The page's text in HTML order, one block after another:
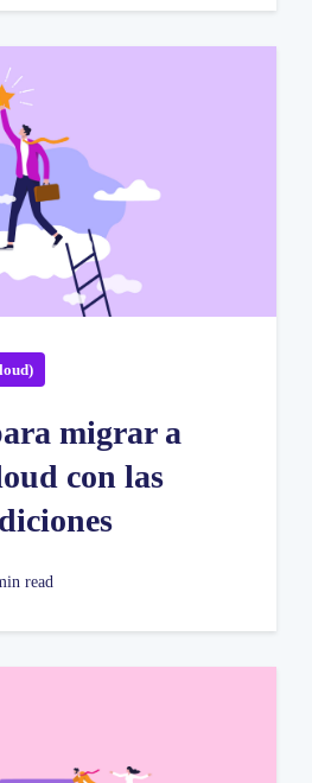
migrar a
con las
read